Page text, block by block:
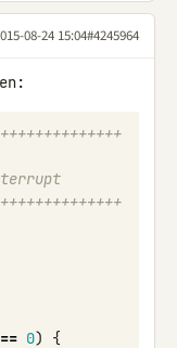
08-24 15:04#4245964
== 0)
{